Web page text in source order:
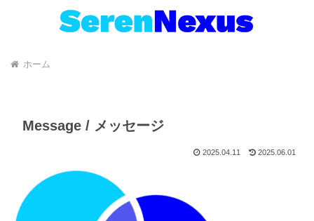
ホーム
Message / メッセージ
2025.04.11 2025.06.01